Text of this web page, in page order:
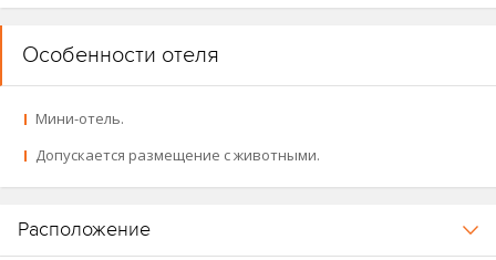
Особенности отеля
Мини-отель.
Допускается размещение с животными.
Расположение